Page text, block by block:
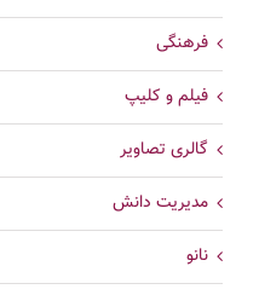
فرهنگی
فیلم و کلیپ
گالری تصاویر
مدیریت دانش
نانو